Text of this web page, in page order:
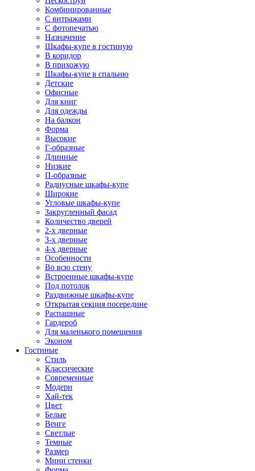
Комбинированные
С витражами
С фотопечатью
Назначение
Шкафы-купе в гостиную
В коридор
В прихожую
Шкафы-купе в спальню
Детские
Офисные
Для книг
Для одежды
На балкон
Форма
Высокие
Г-образные
Длинные
Низкие
П-образные
Радиусные шкафы-купе
Широкие
Угловые шкафы-купе
Закругленный фасад
Количество дверей
2-х дверные
3-х дверные
4-х дверные
Особенности
Во всю стену
Встроенные шкафы-купе
Под потолок
Раздвижные шкафы-купе
Открытая секция посередине
Распашные
Гардероб
Для маленького помещения
Эконом
Гостиные
Стиль
Классические
Современные
Модерн
Хай-тек
Цвет
Белые
Венге
Светлые
Темные
Размер
Мини стенки